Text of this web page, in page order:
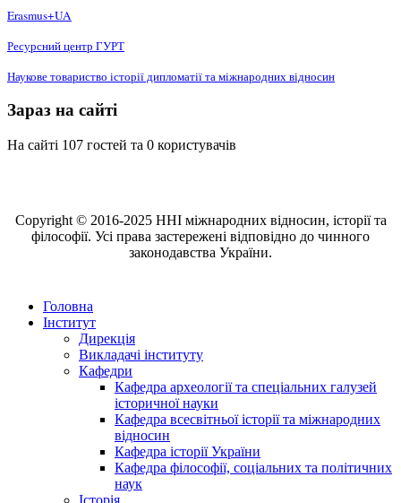
Erasmus+UA
Ресурсний центр ГУРТ
Наукове товариство історії дипломатії та міжнародних відносин
Зараз на сайті
На сайті 107 гостей та 0 користувачів
Copyright © 2016-2025 ННІ міжнародних відносин, історії та
філософії. Усі права застережені відповідно до чинного
законодавства України.
Головна
Інститут
Дирекція
Викладачі інституту
Кафедри
Кафедра археології та спеціальних галузей
історичної науки
Кафедра всесвітньої історії та міжнародних
відносин
Кафедра історії України
Кафедра філософії, соціальних та політичних
наук